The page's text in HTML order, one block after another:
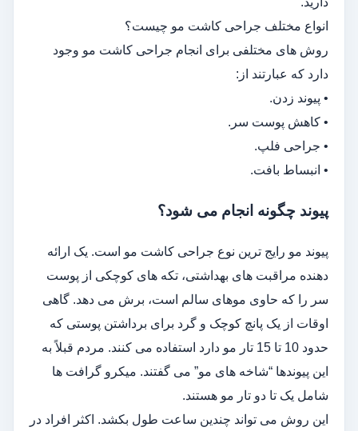
انواع مختلف جراحی کاشت مو چیست؟
روش های مختلفی برای انجام جراحی کاشت مو وجود
دارد که عبارتند از:
• پیوند زدن.
• کاهش پوست سر.
• جراحی فلپ.
• انبساط بافت.
پیوند چگونه انجام می شود؟
پیوند مو رایج ترین نوع جراحی کاشت مو است. یک ارائه
دهنده مراقبت های بهداشتی، تکه های کوچکی از پوست
سر را که حاوی موهای سالم است، برش می دهد. گاهی
اوقات از یک پانچ کوچک و گرد برای برداشتن پوستی که
حدود 10 تا 15 تار مو دارد استفاده می کنند. مردم قبلاً به
این پیوندها “شاخه های مو” می گفتند. میکرو گرافت ها
شامل یک تا دو تار مو هستند.
این روش می تواند چندین ساعت طول بکشد. اکثر افراد در